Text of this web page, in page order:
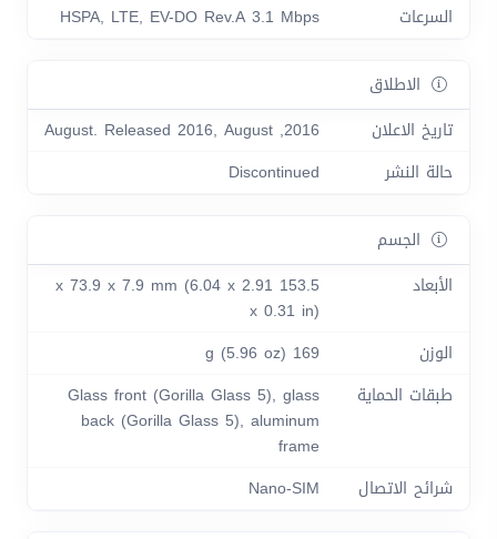
السرعات
HSPA, LTE, EV-DO Rev.A 3.1 Mbps
الاطلاق
تاريخ الاعلان
2016, August. Released 2016, August
حالة النشر
Discontinued
الجسم
الأبعاد
153.5 x 73.9 x 7.9 mm (6.04 x 2.91
x 0.31 in)
الوزن
169 g (5.96 oz)
طبقات الحماية
Glass front (Gorilla Glass 5), glass
back (Gorilla Glass 5), aluminum
frame
شرائح الاتصال
Nano-SIM